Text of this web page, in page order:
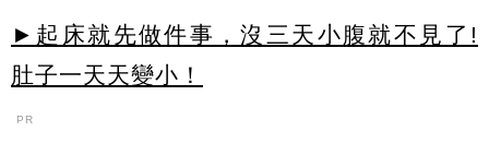
►起床就先做件事，沒三天小腹就不見了!
肚子一天天變小！
PR